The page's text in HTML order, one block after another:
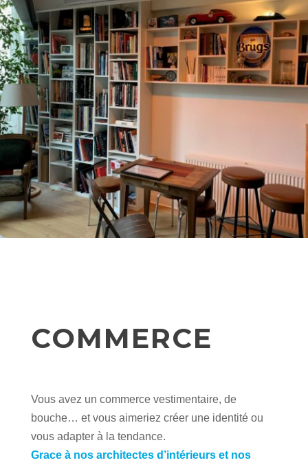
COMMERCE
Vous avez un commerce vestimentaire, de
bouche… et vous aimeriez créer une identité ou
vous adapter à la tendance.
Grace à nos architectes d’intérieurs et nos